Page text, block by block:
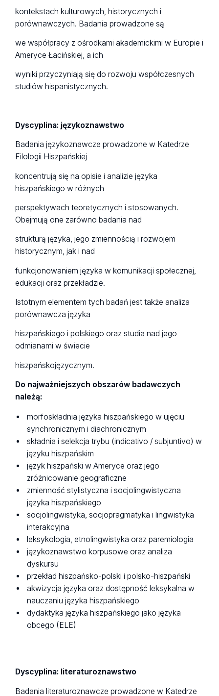
kontekstach kulturowych, historycznych i
porównawczych. Badania prowadzone są
we współpracy z ośrodkami akademickimi w Europie i
Ameryce Łacińskiej, a ich
wyniki przyczyniają się do rozwoju współczesnych
studiów hispanistycznych.
Dyscyplina: językoznawstwo
Badania językoznawcze prowadzone w Katedrze
Filologii Hiszpańskiej
koncentrują się na opisie i analizie języka
hiszpańskiego w różnych
perspektywach teoretycznych i stosowanych.
Obejmują one zarówno badania nad
strukturą języka, jego zmiennością i rozwojem
historycznym, jak i nad
funkcjonowaniem języka w komunikacji społecznej,
edukacji oraz przekładzie.
Istotnym elementem tych badań jest także analiza
porównawcza języka
hiszpańskiego i polskiego oraz studia nad jego
odmianami w świecie
hiszpańskojęzycznym.
Do najważniejszych obszarów badawczych
należą:
morfoskładnia języka hiszpańskiego w ujęciu
synchronicznym i diachronicznym
składnia i selekcja trybu (indicativo / subjuntivo) w
języku hiszpańskim
język hiszpański w Ameryce oraz jego
zróżnicowanie geograficzne
zmienność stylistyczna i socjolingwistyczna
języka hiszpańskiego
socjolingwistyka, socjopragmatyka i lingwistyka
interakcyjna
leksykologia, etnolingwistyka oraz paremiologia
językoznawstwo korpusowe oraz analiza
dyskursu
przekład hiszpańsko-polski i polsko-hiszpański
akwizycja języka oraz dostępność leksykalna w
nauczaniu języka hiszpańskiego
dydaktyka języka hiszpańskiego jako języka
obcego (ELE)
Dyscyplina: literaturoznawstwo
Badania literaturoznawcze prowadzone w Katedrze